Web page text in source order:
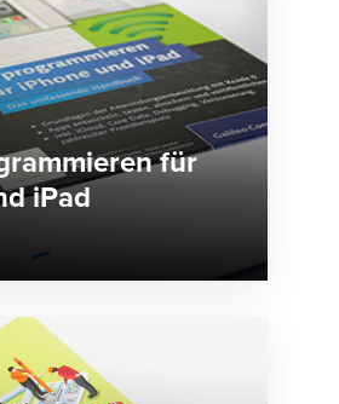
für
iPad